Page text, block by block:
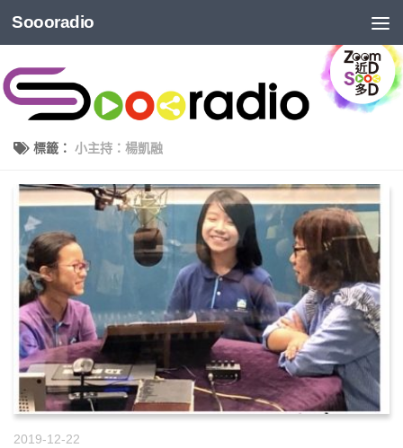
Soooradio
標籤： 小主持：楊凱融
2019-12-22